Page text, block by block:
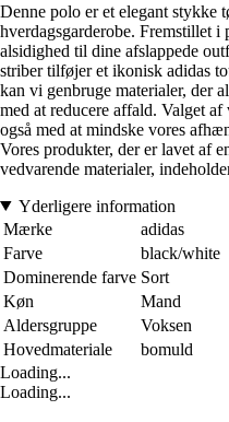
Denne polo er et elegant stykke
hverdagsgarderobe. Fremstillet
alsidighed til dine afslappede
striber tilføjer et ikonisk adidas
kan vi genbruge materialer, der
med at reducere affald. Valget
også med at mindske vores
Vores produkter, der er lavet af
vedvarende materialer,
Yderligere information
Mærke
adidas
Farve
black/white
Dominerende farve Sort
Køn
Mand
Aldersgruppe
Voksen
Hovedmateriale
bomuld
Loading...
Loading...